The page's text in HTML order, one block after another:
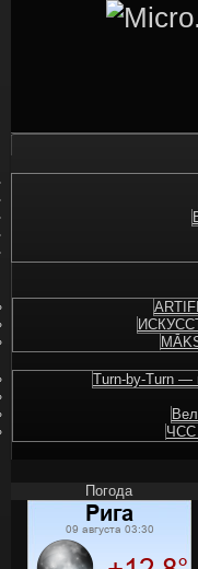
Navigation
Turn-by-Turn —
ЧСС
Погода